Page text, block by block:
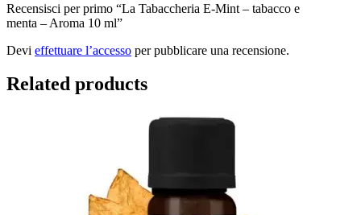
Recensisci per primo “La Tabaccheria E-Mint – tabacco e
menta – Aroma 10 ml”
Devi effettuare l’accesso per pubblicare una recensione.
Related products